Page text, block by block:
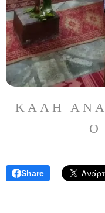
Κ Α Λ Η Α
Ο
Share